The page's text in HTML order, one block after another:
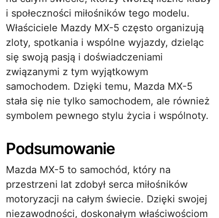
i społeczności miłośników tego modelu.
Właściciele Mazdy MX-5 często organizują
zloty, spotkania i wspólne wyjazdy, dzieląc
się swoją pasją i doświadczeniami
związanymi z tym wyjątkowym
samochodem. Dzięki temu, Mazda MX-5
stała się nie tylko samochodem, ale również
symbolem pewnego stylu życia i wspólnoty.
Podsumowanie
Mazda MX-5 to samochód, który na
przestrzeni lat zdobył serca miłośników
motoryzacji na całym świecie. Dzięki swojej
niezawodności, doskonałym właściwościom